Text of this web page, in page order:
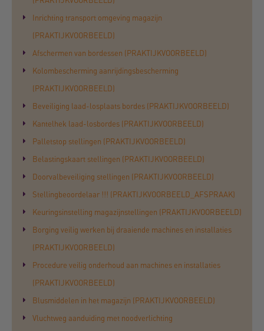
Inrichting transport omgeving magazijn
(PRAKTIJKVOORBEELD)
Afschermen van bordessen (PRAKTIJKVOORBEELD)
Kolombescherming aanrijdingsbescherming
(PRAKTIJKVOORBEELD)
Beveiliging laad-losplaats bordes (PRAKTIJKVOORBEELD)
Kantelhek laad-losbordes (PRAKTIJKVOORBEELD)
Palletstop stellingen (PRAKTIJKVOORBEELD)
Belastingskaart stellingen (PRAKTIJKVOORBEELD)
Doorvalbeveiliging stellingen (PRAKTIJKVOORBEELD)
Stellingbeoordelaar !!! (PRAKTIJKVOORBEELD_AFSPRAAK)
Keuringsinstelling magazijnstellingen (PRAKTIJKVOORBEELD)
Borging veilig werken bij draaiende machines en installaties
(PRAKTIJKVOORBEELD)
Procedure veilig onderhoud aan machines en installaties
(PRAKTIJKVOORBEELD)
Blusmiddelen in het magazijn (PRAKTIJKVOORBEELD)
Vluchtweg aanduiding met noodverlichting